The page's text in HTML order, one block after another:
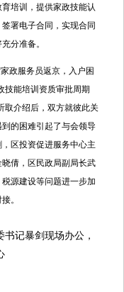
培训，提供家政技能认
署电子合同，实现合同
分准备。
政服务员返京，入户困
技能培训资质审批周期
取介绍后，双方就彼此关
的困难引起了与会领导
区投资促进服务中心主
倩，区民政局副局长武
源建设等问题进一步加
。
记暴剑现场办公，